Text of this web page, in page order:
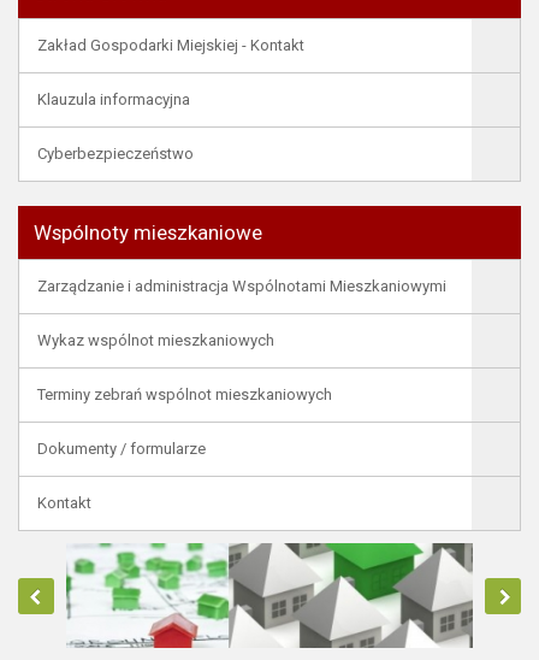
Zakład Gospodarki Miejskiej - Kontakt
Klauzula informacyjna
Cyberbezpieczeństwo
Wspólnoty mieszkaniowe
Zarządzanie i administracja Wspólnotami Mieszkaniowymi
Wykaz wspólnot mieszkaniowych
Terminy zebrań wspólnot mieszkaniowych
Dokumenty / formularze
Kontakt